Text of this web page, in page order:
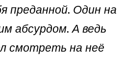
преданной. Один на
абсурдом. А ведь
смотреть на неё